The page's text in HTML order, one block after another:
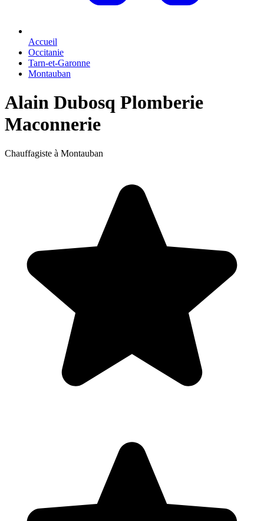
Accueil
Occitanie
Tarn-et-Garonne
Montauban
Alain Dubosq Plomberie
Maconnerie
Chauffagiste à Montauban